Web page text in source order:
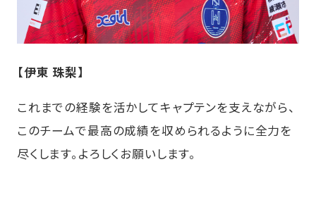
【伊東 珠梨】
これまでの経験を活かしてキャプテンを支えながら、
このチームで最高の成績を収められるように全力を
尽くします。よろしくお願いします。